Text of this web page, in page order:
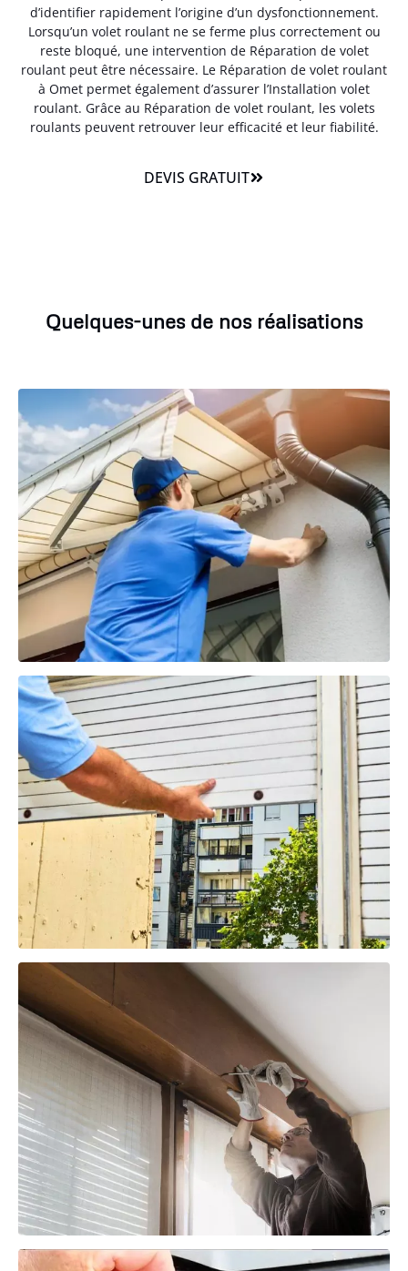
d’identifier rapidement l’origine d’un dysfonctionnement.
Lorsqu’un volet roulant ne se ferme plus correctement ou
reste bloqué, une intervention de Réparation de volet
roulant peut être nécessaire. Le Réparation de volet roulant
à Omet permet également d’assurer l’Installation volet
roulant. Grâce au Réparation de volet roulant, les volets
roulants peuvent retrouver leur efficacité et leur fiabilité.
DEVIS GRATUIT
Quelques-unes de nos réalisations